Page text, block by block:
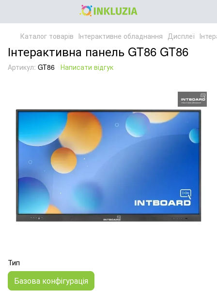
Каталог товарів Інтерактивне обладнання Дисплеї
Інтерактивна панель GT86 GT86
Артикул: GT86 Написати відгук
Тип
Базова конфігурація